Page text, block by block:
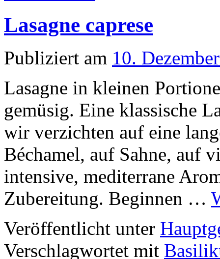
Lasagne caprese
Publiziert am 10.
Lasagne in kleinen
gemüsig. Eine klassische
wir verzichten auf eine
Béchamel, auf Sahne, auf
intensive, mediterrane
Zubereitung. Beginnen …
Veröffentlicht unter
Verschlagwortet mit